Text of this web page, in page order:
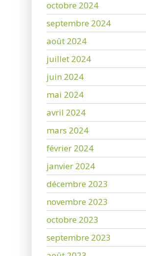
octobre 2024
septembre 2024
août 2024
juillet 2024
juin 2024
mai 2024
avril 2024
mars 2024
février 2024
janvier 2024
décembre 2023
novembre 2023
octobre 2023
septembre 2023